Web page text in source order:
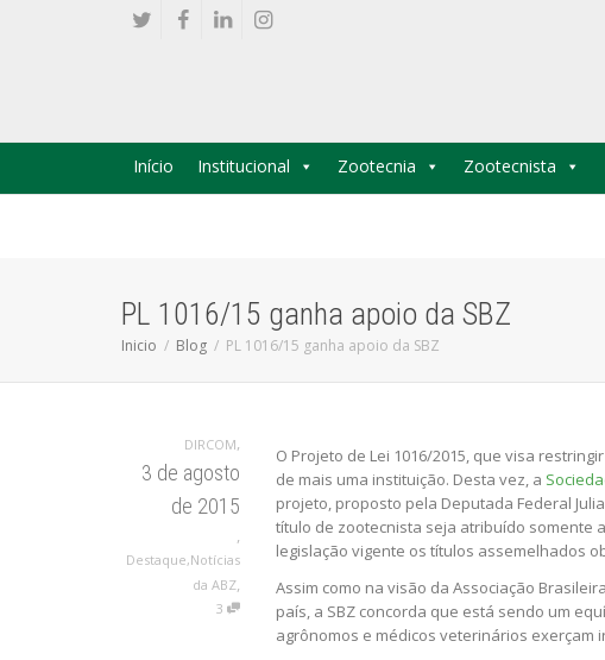
Início Institucional Zootecnia Zootecnista
PL 1016/15 ganha apoio da SBZ
Inicio Blog PL 1016/15 ganha apoio da SBZ
DIRCOM,
3 de agosto
de 2015
Destaque,Notícias
da ABZ
3
O Projeto de Lei 1016/2015, que visa
de mais uma instituição. Desta vez, a
projeto, proposto pela Deputada Federal
título de zootecnista seja atribuído somente
legislação vigente os títulos assemelhados
Assim como na visão da Associação
país, a SBZ concorda que está sendo um
agrônomos e médicos veterinários